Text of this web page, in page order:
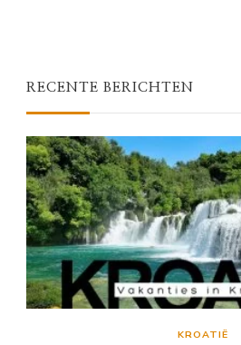
RECENTE BERICHTEN
KROATIË